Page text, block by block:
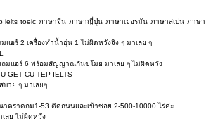
ielts toeic ภาษาจีน ภาษาญี่ปุ่น ภาษาเยอรมัน ภาษาสเปน ภาษา
แอร์ 2 เครื่องทำน้ำอุ่น 1 ไม่ผิดหวังจิง ๆ มาเลย ๆ
ถมแอร์ 6 พร้อมสัญญาณกันขโมย มาเลย ๆ ไม่ผิดหวัง
GET CU-TEP IELTS
าย ๆ มาเลยๆ
ราดกม1-53 ติดถนนและเข้าซอย 2-500-10000 ไร่ค่ะ
ลย ไม่ผิดหวัง